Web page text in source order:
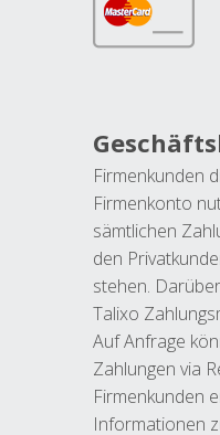
Firmenkunden
Firmenkonto
sämtlichen
den
stehen.
Talixo
Auf Anfrage
Zahlungen via
Firmenkunden
Informationen